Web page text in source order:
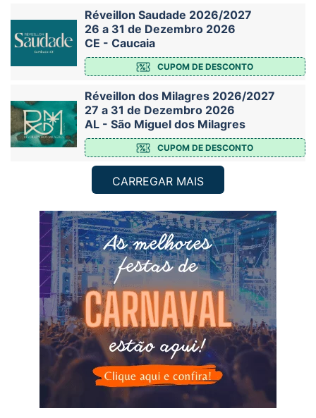
Réveillon Saudade 2026/2027
26 a 31 de Dezembro 2026
CE - Caucaia
CUPOM DE DESCONTO
Réveillon dos Milagres 2026/2027
27 a 31 de Dezembro 2026
AL - São Miguel dos Milagres
CUPOM DE DESCONTO
CARREGAR MAIS